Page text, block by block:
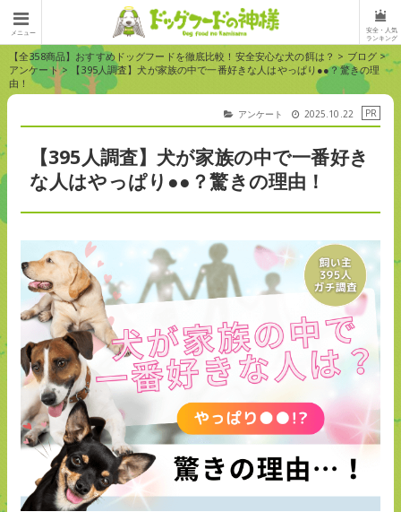
メニュー
安全・人気
ランキング
【全358商品】おすすめドッグフードを徹底比較！安全安心な犬の餌は？ > ブログ >
アンケート>
【395人調査】犬が家族の中で一番好きな人はやっぱり●●？驚きの理
由！
アンケート 2025.10.22
【395人調査】犬が家族の中で一番好き
な人はやっぱり●●？驚きの理由！